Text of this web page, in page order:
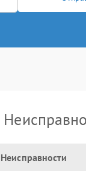
Неисправности